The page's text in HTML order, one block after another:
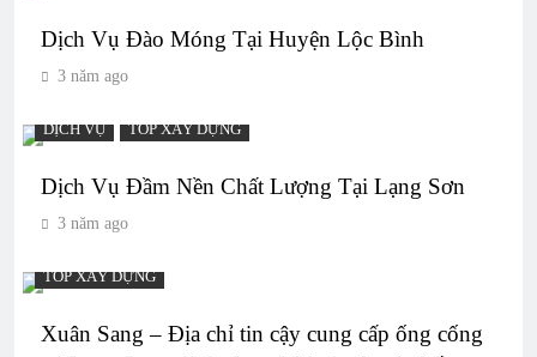
Dịch Vụ Đào Móng Tại Huyện Lộc Bình
3 năm ago
DỊCH VỤ TOP XÂY DỰNG
Dịch Vụ Đầm Nền Chất Lượng Tại Lạng Sơn
3 năm ago
TOP XÂY DỰNG
Xuân Sang – Địa chỉ tin cậy cung cấp ống cống